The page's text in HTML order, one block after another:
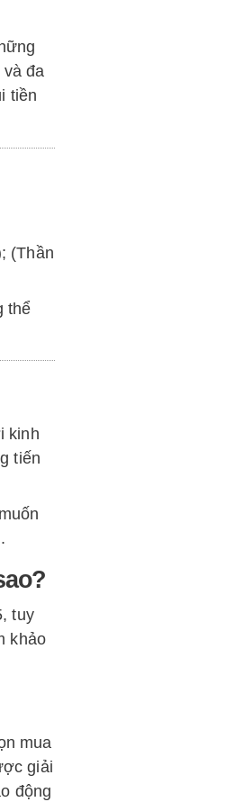
đa
tiền
(Thần
thể
kinh
tiến
tuy
khảo
mua
giải
động